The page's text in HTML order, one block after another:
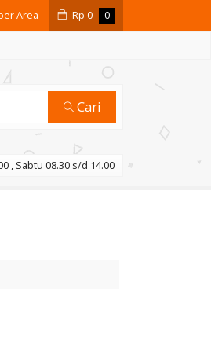
Area Rp 0 0
Cari
, Sabtu 08.30 s/d 14.00